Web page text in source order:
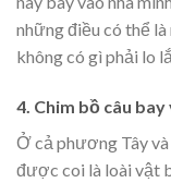
những điều có thể là
không có gì phải lo
4. Chim bồ câu bay
Ở cả phương Tây
được coi là loài vật